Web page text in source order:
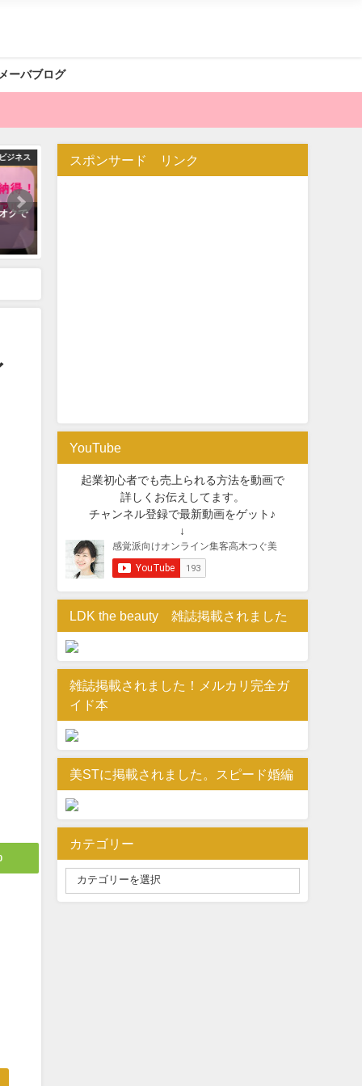
ーバブログ
スタイル
に成
物販ビジネス
スポンサード リンク
YouTube
起業初心者でも売上られる方法を動画で
詳しくお伝えしてます。
チャンネル登録で最新動画をゲット♪
↓
LDK the beauty 雑誌掲載されました
雑誌掲載されました！メルカリ完全ガ
イド本
美STに掲載されました。スピード婚編
カテゴリー